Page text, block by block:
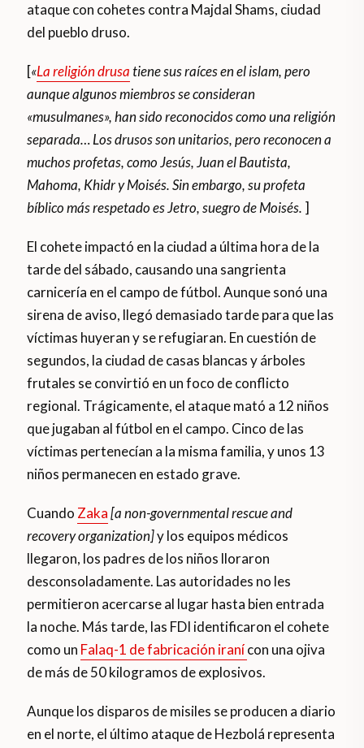
ataque con cohetes contra Majdal Shams, ciudad
del pueblo druso.
[«La religión drusatiene sus raíces en el islam, pero
aunque algunos miembros se consideran
«musulmanes», han sido reconocidos como una religión
separada… Los drusos son unitarios, pero reconocen a
muchos profetas, como Jesús, Juan el Bautista,
Mahoma, Khidr y Moisés. Sin embargo, su profeta
bíblico más respetado es Jetro, suegro de Moisés. ]
El cohete impactó en la ciudad a última hora de la
tarde del sábado, causando una sangrienta
carnicería en el campo de fútbol. Aunque sonó una
sirena de aviso, llegó demasiado tarde para que las
víctimas huyeran y se refugiaran. En cuestión de
segundos, la ciudad de casas blancas y árboles
frutales se convirtió en un foco de conflicto
regional. Trágicamente, el ataque mató a 12 niños
que jugaban al fútbol en el campo. Cinco de las
víctimas pertenecían a la misma familia, y unos 13
niños permanecen en estado grave.
Cuando Zaka [a non-governmental rescue and
recovery organization]y los equipos médicos
llegaron, los padres de los niños lloraron
desconsoladamente. Las autoridades no les
permitieron acercarse al lugar hasta bien entrada
la noche. Más tarde, las FDI identificaron el cohete
como un Falaq-1 de fabricación iranícon una ojiva
de más de 50 kilogramos de explosivos.
Aunque los disparos de misiles se producen a diario
en el norte, el último ataque de Hezbolá representa